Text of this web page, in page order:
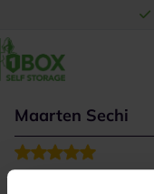
Maarten Sechi